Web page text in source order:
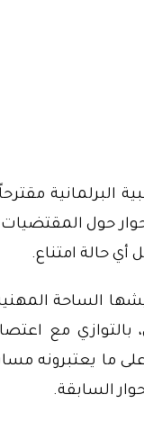
البرلمانية
الساحة
مع
ما يعتبرونه
السابقة.